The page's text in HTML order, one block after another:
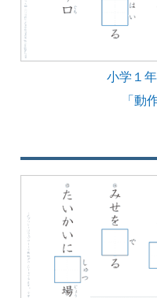
小学１
「動